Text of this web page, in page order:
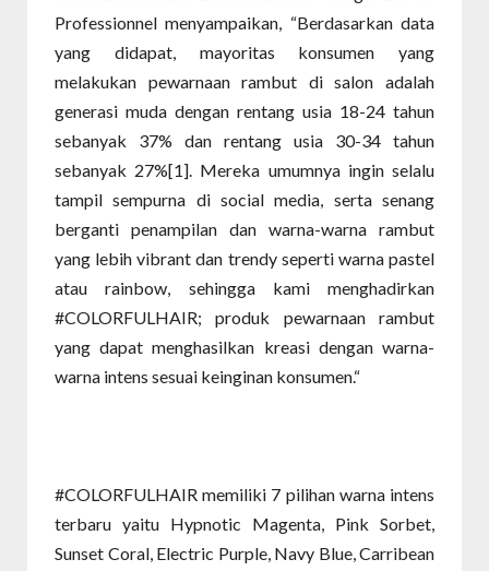
Professionnel menyampaikan, “Berdasarkan data
yang didapat, mayoritas konsumen yang
melakukan pewarnaan rambut di salon adalah
generasi muda dengan rentang usia 18-24 tahun
sebanyak 37% dan rentang usia 30-34 tahun
sebanyak 27%[1]. Mereka umumnya ingin selalu
tampil sempurna di social media, serta senang
berganti penampilan dan warna-warna rambut
yang lebih vibrant dan trendy seperti warna pastel
atau rainbow, sehingga kami menghadirkan
#COLORFULHAIR; produk pewarnaan rambut
yang dapat menghasilkan kreasi dengan warna-
warna intens sesuai keinginan konsumen.“
#COLORFULHAIR memiliki 7 pilihan warna intens
terbaru yaitu Hypnotic Magenta, Pink Sorbet,
Sunset Coral, Electric Purple, Navy Blue, Carribean